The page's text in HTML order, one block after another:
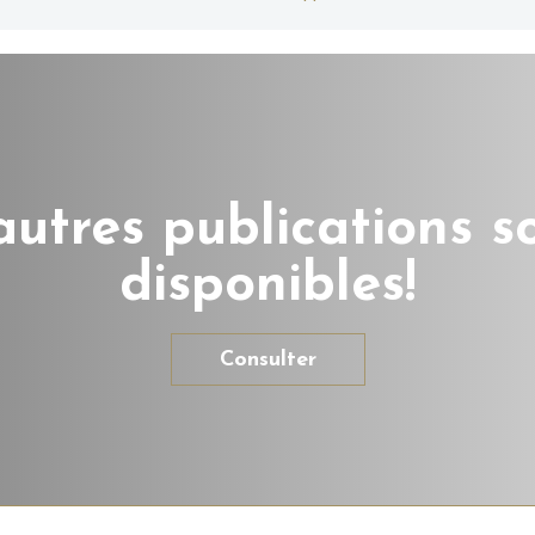
publications
disponibles!
Consulter